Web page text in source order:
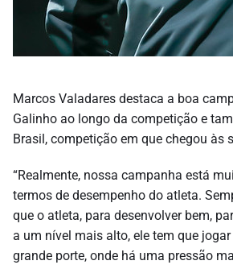
Marcos Valadares destaca a boa
Galinho ao longo da competição e
Brasil, competição em que chegou às
“Realmente, nossa campanha está
termos de desempenho do atleta.
que o atleta, para desenvolver bem,
a um nível mais alto, ele tem que
grande porte, onde há uma pressão